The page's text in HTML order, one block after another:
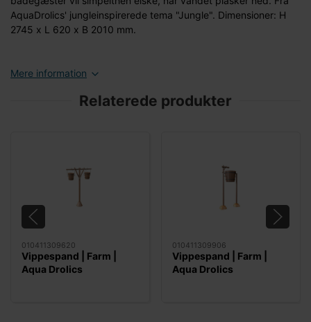
AquaDrolics' jungleinspirerede tema "Jungle". Dimensioner: H
2745 x L 620 x B 2010 mm.
Mere information
Relaterede produkter
010411309620
Vippespand | Farm |
Aqua Drolics
010411309906
Vippespand | Farm |
Aqua Drolics